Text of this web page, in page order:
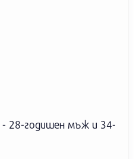
- 28-годишен мъж и 34-